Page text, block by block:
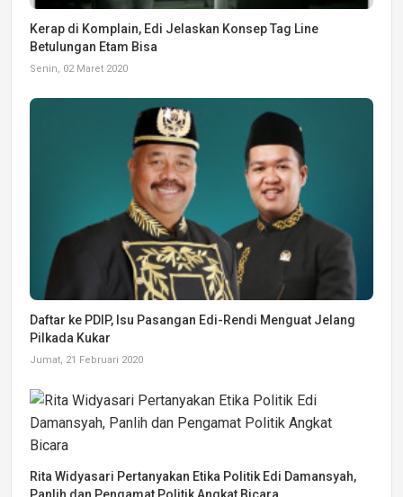
Kerap di Komplain, Edi Jelaskan Konsep Tag Line
Betulungan Etam Bisa
Senin, 02 Maret 2020
Daftar ke PDIP, Isu Pasangan Edi-Rendi Menguat Jelang
Pilkada Kukar
Jumat, 21 Februari 2020
Rita Widyasari Pertanyakan Etika Politik Edi Damansyah,